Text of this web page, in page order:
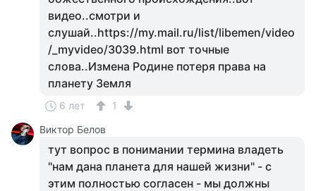
видео..смотри и
слушай..https://my.mail.ru/list/libemen/video
/_myvideo/3039.html вот точные
слова..Измена Родине потеря права на
планету Земля
6 лет
1
Виктор Белов
тут вопрос в понимании термина владеть
"нам дана планета для нашей жизни" - с
этим полностью согласен - мы должны